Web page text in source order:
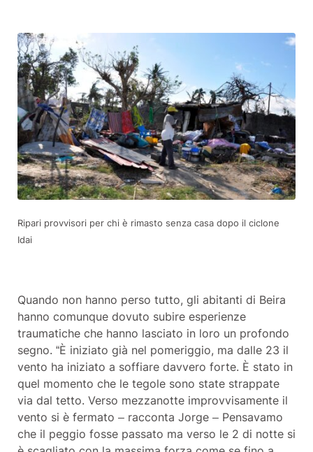
Ripari provvisori per chi è rimasto senza casa dopo il ciclone
Idai
Quando non hanno perso tutto, gli abitanti di Beira
hanno comunque dovuto subire esperienze
traumatiche che hanno lasciato in loro un profondo
segno. “È iniziato già nel pomeriggio, ma dalle 23 il
vento ha iniziato a soffiare davvero forte. È stato in
quel momento che le tegole sono state strappate
via dal tetto. Verso mezzanotte improvvisamente il
vento si è fermato – racconta Jorge – Pensavamo
che il peggio fosse passato ma verso le 2 di notte si